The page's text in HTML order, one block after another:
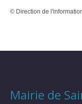
© Direction de
Mairie de